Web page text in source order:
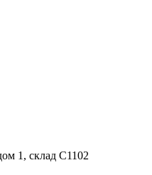
1, склад С1102